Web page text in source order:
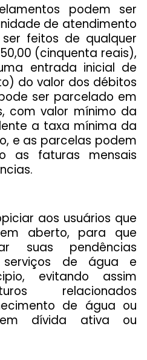
podem ser
de atendimento
feitos de qualquer
(cinquenta reais),
entrada inicial de
do valor dos débitos
ser parcelado em
com valor mínimo da
a taxa mínima da
e as parcelas podem
as faturas mensais
aos usuários que
aberto, para que
suas pendências
serviços de água e
evitando assim
relacionados
de água ou
dívida ativa ou